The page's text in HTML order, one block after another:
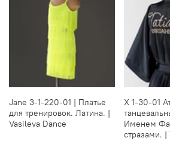
Jane 3-1-220-01 | Платье
для тренировок. Латина. |
Vasileva Dance
X 1-30-01
Именем
стразами. |